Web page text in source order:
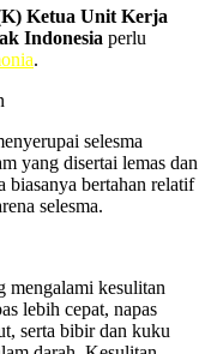
Ketua Unit Kerja
Indonesia perlu
.
selesma
yang disertai lemas dan
biasanya bertahan relatif
selesma.
mengalami kesulitan
lebih cepat, napas
serta bibir dan kuku